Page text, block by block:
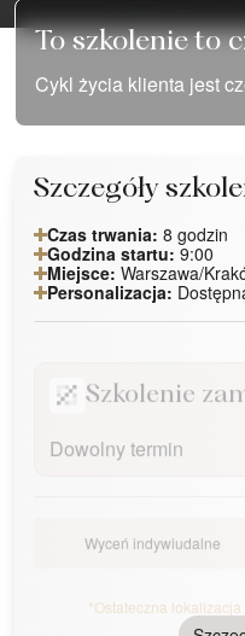
To szkolenie to
Cykl życia klienta jest
Szczegóły
Czas trwania: 8 godzin
Godzina startu: 9:00
Miejsce: Warszawa/
Personalizacja:
Szkolenie
Dowolny termin
Wyceń indywiudalne
*Ostateczna